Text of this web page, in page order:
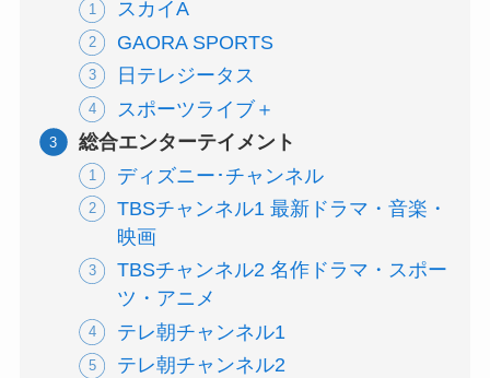
スカイA
GAORA SPORTS
日テレジータス
スポーツライブ＋
総合エンターテイメント
ディズニー･チャンネル
TBSチャンネル1 最新ドラマ・音楽・
映画
TBSチャンネル2 名作ドラマ・スポー
ツ・アニメ
テレ朝チャンネル1
テレ朝チャンネル2